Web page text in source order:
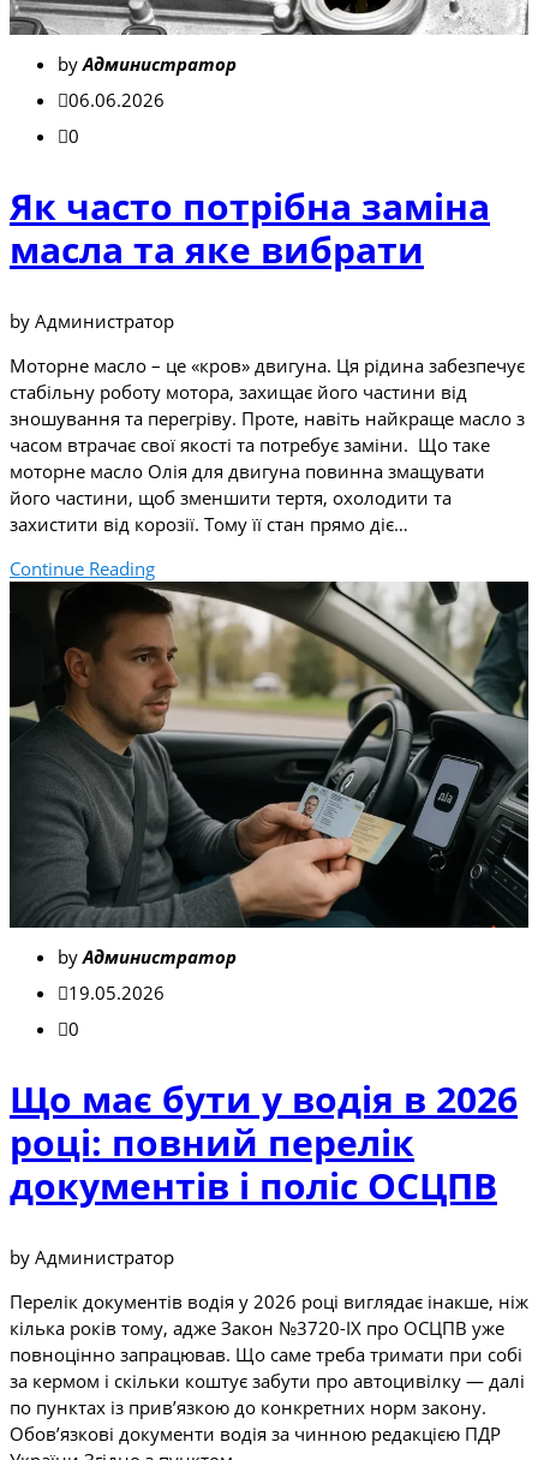
byАдминистратор
06.06.2026
0
Як часто потрібна заміна
масла та яке вибрати
by Администратор
Моторне масло – це «кров» двигуна. Ця рідина забезпечує
стабільну роботу мотора, захищає його частини від
зношування та перегріву. Проте, навіть найкраще масло з
часом втрачає свої якості та потребує заміни. Що таке
моторне масло Олія для двигуна повинна змащувати
його частини, щоб зменшити тертя, охолодити та
захистити від корозії. Тому її стан прямо діє…
Continue Reading
byАдминистратор
19.05.2026
0
Що має бути у водія в 2026
році: повний перелік
документів і поліс ОСЦПВ
by Администратор
Перелік документів водія у 2026 році виглядає інакше, ніж
кілька років тому, адже Закон №3720-IX про ОСЦПВ уже
повноцінно запрацював. Що саме треба тримати при собі
за кермом і скільки коштує забути про автоцивілку — далі
по пунктах із прив’язкою до конкретних норм закону.
Обов’язкові документи водія за чинною редакцією ПДР